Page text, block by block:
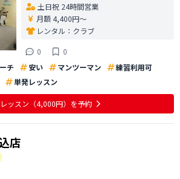
土日祝 24時間営業
月額 4,400円〜
レンタル： クラブ
0
0
チ 安い マンツーマン
練習利用可
単発レッスン
ッスン （4,000円） を予約
店